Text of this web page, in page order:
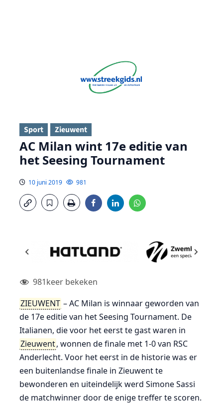
Sport Zieuwent
AC Milan wint 17e editie van
het Seesing Tournament
10 juni 2019 981
981keer bekeken
ZIEUWENT – AC Milan is winnaar geworden van
de 17e editie van het Seesing Tournament. De
Italianen, die voor het eerst te gast waren in
Zieuwent, wonnen de finale met 1-0 van RSC
Anderlecht. Voor het eerst in de historie was er
een buitenlandse finale in Zieuwent te
bewonderen en uiteindelijk werd Simone Sassi
de matchwinner door de enige treffer te scoren.